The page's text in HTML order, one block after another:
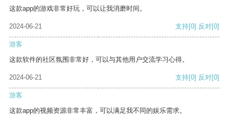
这款app的游戏非常好玩，可以让我消磨时间。
2024-06-21 支持[0] 反对[0]
游客
这款软件的社区氛围非常好，可以与其他用户交流学习心得。
2024-06-21 支持[0] 反对[0]
游客
这款app的视频资源非常丰富，可以满足我不同的娱乐需求。